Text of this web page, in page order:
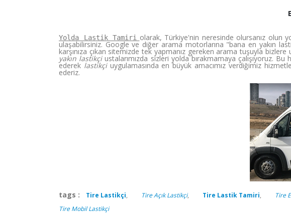
Yolda Lastik Tamiri olarak, Türkiye'nin neresinde olursanız olun
ulaşabilirsiniz. Google ve diğer arama motorlarına "bana en yakın
karşınıza çıkan sitemizde tek yapmanız gereken arama tuşuyla
yakın lastikçiustalarımızda sizleri yolda bırakmamaya çalışıyoruz. Bu
ederek lastikçi uygulamasında en büyük amacımız verdiğimiz
ederiz.
tags : Tire Lastikçi, Tire Açık Lastikçi, Tire Lastik Tamiri, Tire
Tire Mobil Lastikçi